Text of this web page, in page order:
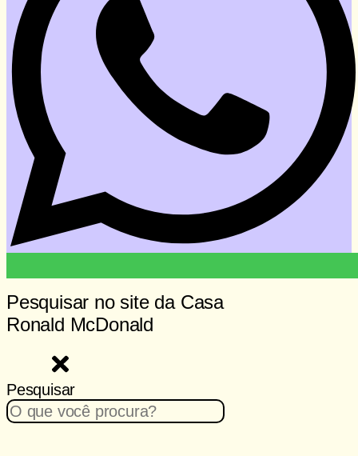
Pesquisar no site da Casa
Ronald McDonald
Pesquisar